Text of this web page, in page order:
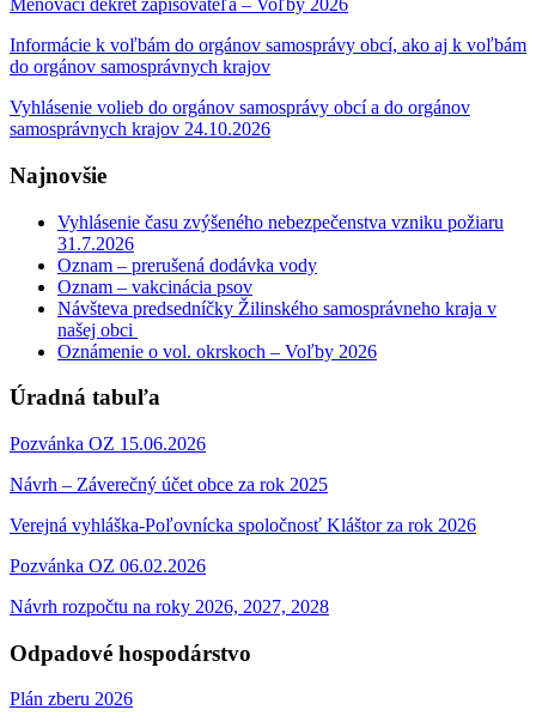
Menovací dekrét zapisovateľa – Voľby 2026
Informácie k voľbám do orgánov samosprávy obcí, ako aj k voľbám
do orgánov samosprávnych krajov
Vyhlásenie volieb do orgánov samosprávy obcí a do orgánov
samosprávnych krajov 24.10.2026
Najnovšie
Vyhlásenie času zvýšeného nebezpečenstva vzniku požiaru
31.7.2026
Oznam – prerušená dodávka vody
Oznam – vakcinácia psov
Návšteva predsedníčky Žilinského samosprávneho kraja v
našej obci
Oznámenie o vol. okrskoch – Voľby 2026
Úradná tabuľa
Pozvánka OZ 15.06.2026
Návrh – Záverečný účet obce za rok 2025
Verejná vyhláška-Poľovnícka spoločnosť Kláštor za rok 2026
Pozvánka OZ 06.02.2026
Návrh rozpočtu na roky 2026, 2027, 2028
Odpadové hospodárstvo
Plán zberu 2026